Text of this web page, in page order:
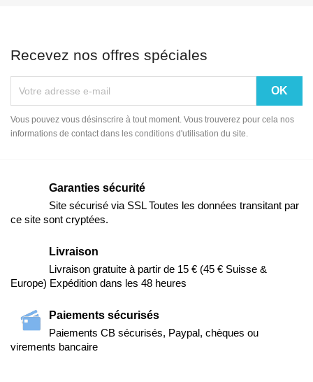
Recevez nos offres spéciales
Vous pouvez vous désinscrire à tout moment. Vous trouverez pour cela nos
informations de contact dans les conditions d'utilisation du site.
Garanties sécurité
Site sécurisé via SSL Toutes les données transitant par
ce site sont cryptées.
Livraison
Livraison gratuite à partir de 15 € (45 € Suisse &
Europe) Expédition dans les 48 heures
Paiements sécurisés
Paiements CB sécurisés, Paypal, chèques ou
virements bancaire